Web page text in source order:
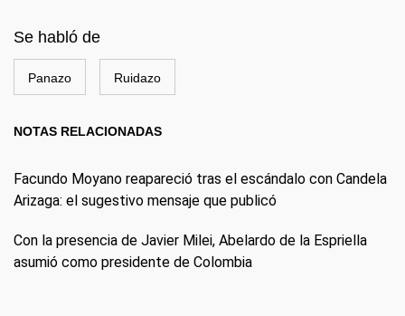
Se habló de
Panazo Ruidazo
NOTAS RELACIONADAS
Facundo Moyano reapareció tras el escándalo con Candela
Arizaga: el sugestivo mensaje que publicó
Con la presencia de Javier Milei, Abelardo de la Espriella
asumió como presidente de Colombia